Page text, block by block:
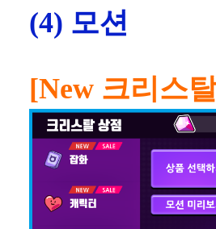
(4) 모션
[New 크리스